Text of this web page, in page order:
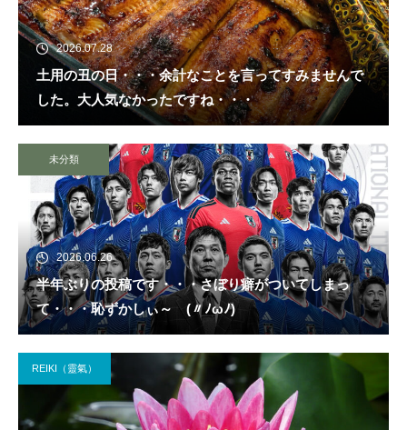
2026.07.28
土用の丑の日・・・余計なことを言ってすみませんで
した。大人気なかったですね・・・
未分類
2026.06.26
半年ぶりの投稿です・・・さぼり癖がついてしまっ
て・・・恥ずかしぃ～ (〃ﾉωﾉ)
REIKI（靈氣）